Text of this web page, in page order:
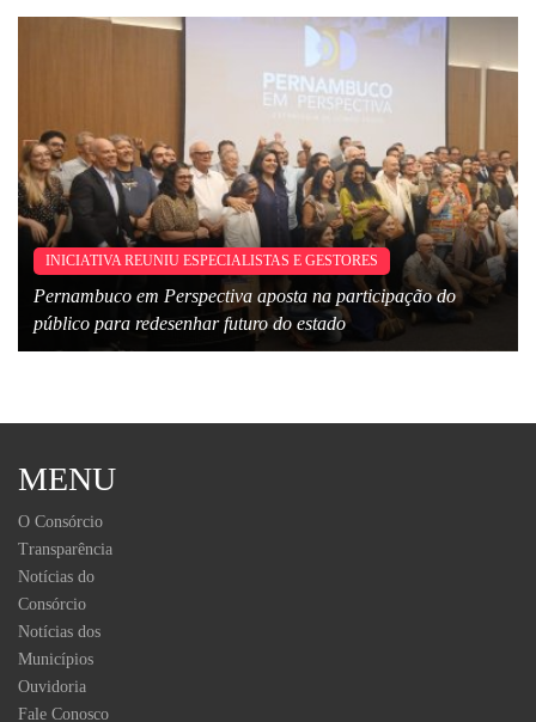
INICIATIVA REUNIU ESPECIALISTAS E GESTORES
Pernambuco em Perspectiva aposta na participação do
público para redesenhar futuro do estado
MENU
O Consórcio
Transparência
Notícias do
Consórcio
Notícias dos
Municípios
Ouvidoria
Fale Conosco